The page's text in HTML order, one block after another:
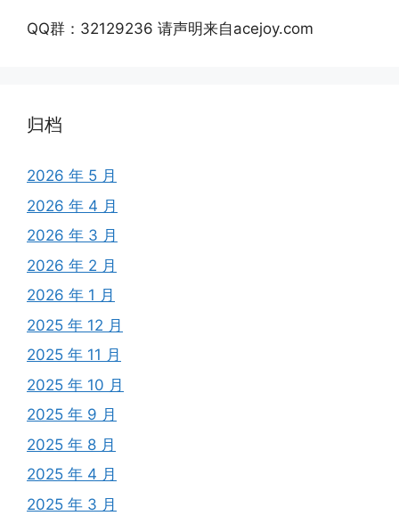
QQ群：32129236 请声明来自acejoy.com
归档
2026 年 5 月
2026 年 4 月
2026 年 3 月
2026 年 2 月
2026 年 1 月
2025 年 12 月
2025 年 11 月
2025 年 10 月
2025 年 9 月
2025 年 8 月
2025 年 4 月
2025 年 3 月